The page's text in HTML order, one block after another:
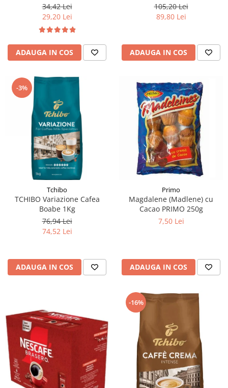
34,42 Lei
29,20 Lei
ADAUGA IN COS
105,20 Lei
89,80 Lei
ADAUGA IN COS
-3%
Tchibo
TCHIBO Variazione Cafea
Boabe 1Kg
76,94 Lei
74,52 Lei
ADAUGA IN COS
Primo
Magdalene (Madlene) cu
Cacao PRIMO 250g
7,50 Lei
ADAUGA IN COS
-16%